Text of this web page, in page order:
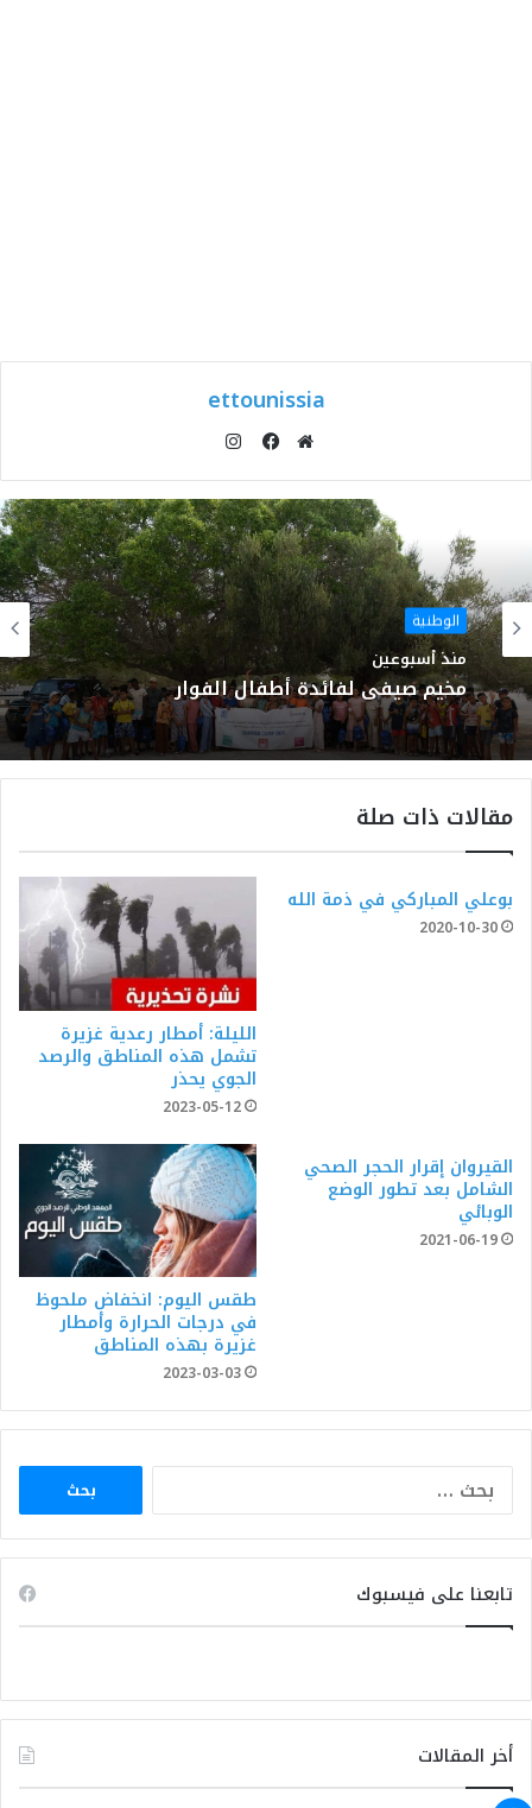
ettounissia
الويب
الوطنية
منذ أسبوعين
مخيم صيفي لفائدة أطفال الفوار
مقالات ذات صلة
بوعلي المباركي في ذمة الله
2020-10-30
الليلة: أمطار رعدية غزيرة
تشمل هذه المناطق والرصد
الجوي يحذر
2023-05-12
القيروان إقرار الحجر الصحي
الشامل بعد تطور الوضع
الوبائي
2021-06-19
طقس اليوم: انخفاض ملحوظ
في درجات الحرارة وأمطار
غزيرة بهذه المناطق
2023-03-03
البحث
تابعنا على فيسبوك
أخر المقالات